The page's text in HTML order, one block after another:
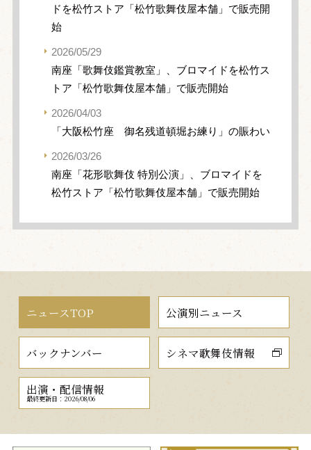
ドを松竹ストア「松竹歌舞伎屋本舗」で販売開
始
2026/05/29
南座「歌舞伎鑑賞教室」、ブロマイドを松竹ス
トア「松竹歌舞伎屋本舗」で販売開始
2026/04/03
「大阪松竹座 御名残道頓堀お練り」の賑わい
2026/03/26
南座「花形歌舞伎 特別公演」、ブロマイドを
松竹ストア「松竹歌舞伎屋本舗」で販売開始
ニュースTOP 公演別ニュース
バックナンバー シネマ歌舞伎情報
出演・配信情報
最終更新日：2026/08/06